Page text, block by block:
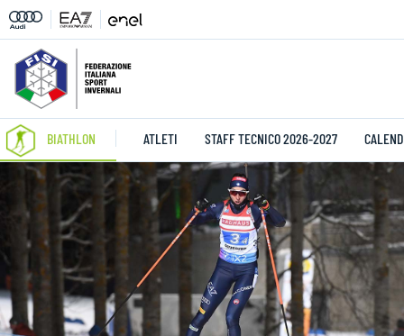
BIATHLON ATLETI STAFF TECNICO 2026-2027